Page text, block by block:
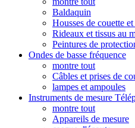
Baldaquin
Housses de couette
Rideaux et tissus au
Peintures de
Ondes de basse fréquence
montre tout
Câbles et prises de
lampes et ampoules
Instruments de mesure
montre tout
Appareils de mesure